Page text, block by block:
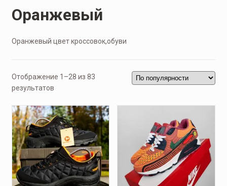
Оранжевый
Оранжевый цвет кроссовок,обуви
Отображение 1–28 из 83
результатов